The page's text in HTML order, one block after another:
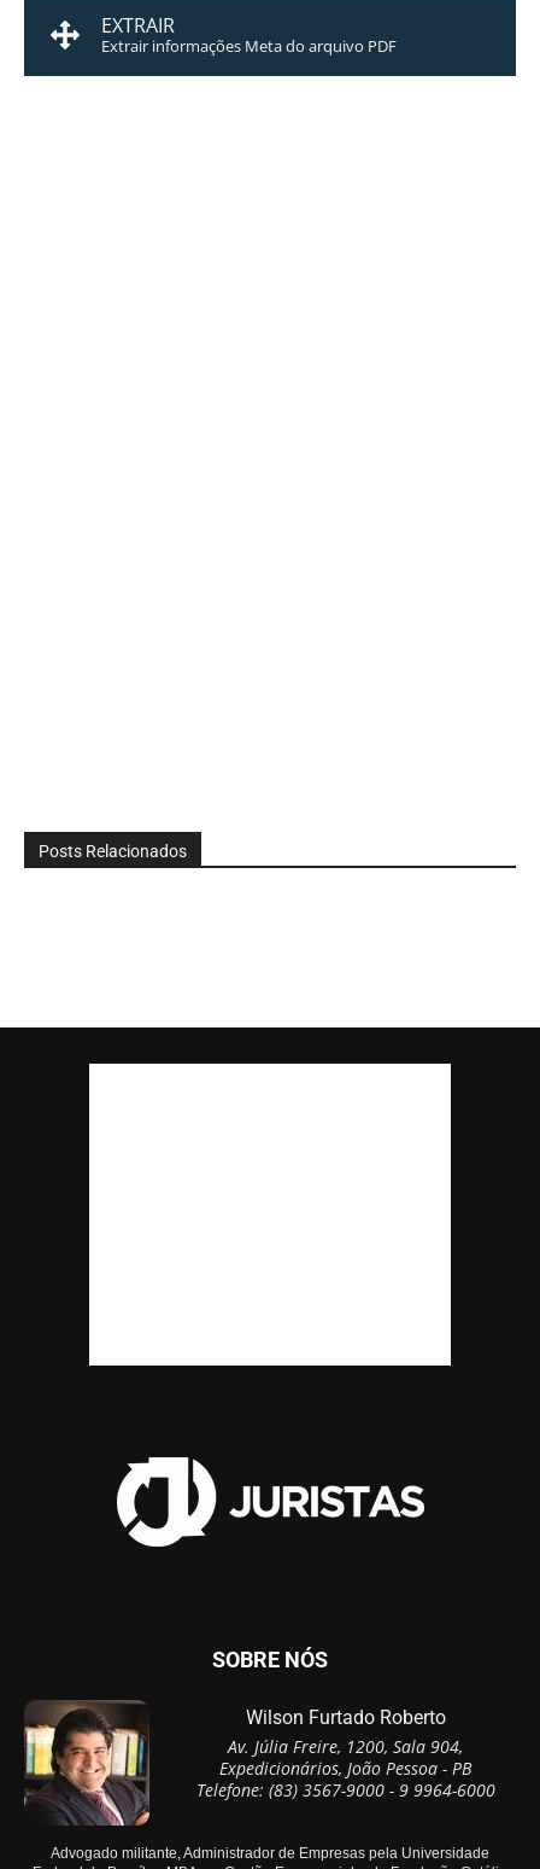
EXTRAIR
Extrair informações Meta do arquivo PDF
Posts Relacionados
SOBRE NÓS
Wilson Furtado Roberto
Av. Júlia Freire, 1200, Sala 904,
Expedicionários, João Pessoa - PB
Telefone: (83) 3567-9000 - 9 9964-6000
Advogado militante, Administrador de Empresas pela Universidade